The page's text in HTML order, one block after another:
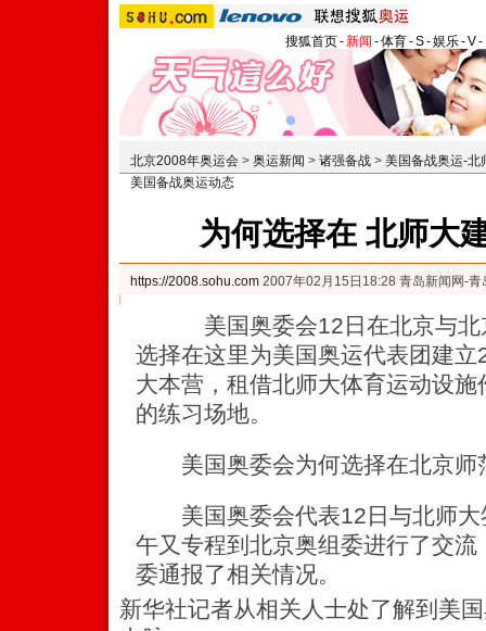
搜狐首页-新闻 -体育-S-娱乐-V-
北京2008年奥运会 > 奥运新闻 > 诸强备战 > 美国备战奥运-北
美国备战奥运动态
为何选择在 北师大
https://2008.sohu.com 2007年02月15日18:28 青岛新闻网-青
美国奥委会12日在北京与北
选择在这里为美国奥运代表团建
大本营，租借北师大体育运动设
的练习场地。
美国奥委会为何选择在北京师
美国奥委会代表12日与北师大
午又专程到北京奥组委进行了交
委通报了相关情况。
新华社记者从相关人士处了解到美